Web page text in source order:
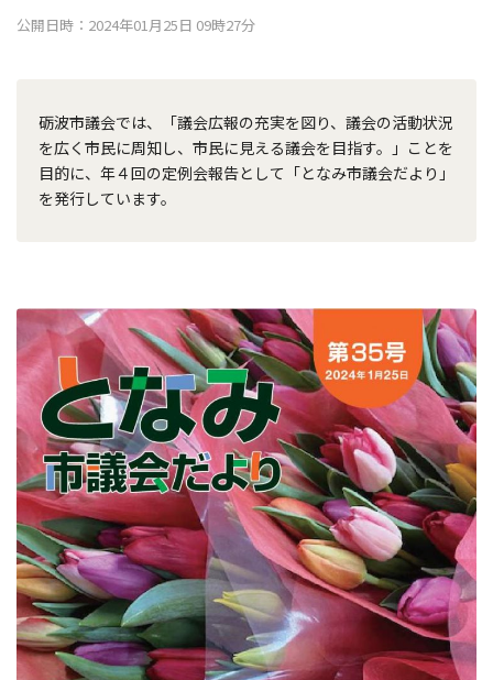
公開日時：2024年01月25日 09時27分
砺波市議会では、「議会広報の充実を図り、議会の活動状況
を広く市民に周知し、市民に見える議会を目指す。」ことを
目的に、年４回の定例会報告として「となみ市議会だより」
を発行しています。